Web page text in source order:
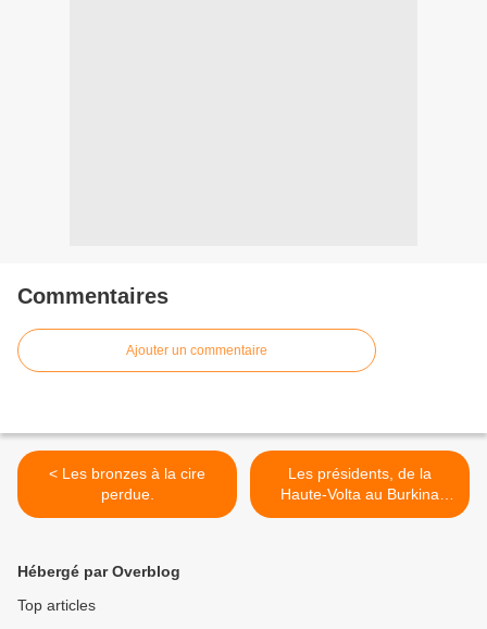
Commentaires
Ajouter un commentaire
< Les bronzes à la cire
perdue.
Les présidents, de la
Haute-Volta au Burkina
Faso. Partie 2 : Sangoulé
Hébergé par Overblog
Top articles